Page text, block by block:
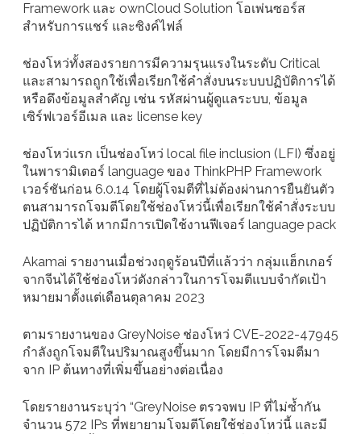
Framework และ ownCloud Solution โอเพ่นซอร์ส
สำหรับการแชร์ และซิงค์ไฟล์
ช่องโหว่ทั้งสองรายการมีความรุนแรงในระดับ Critical
และสามารถถูกใช้เพื่อเรียกใช้คำสั่งบนระบบปฏิบัติการได้
หรือดึงข้อมูลสำคัญ เช่น รหัสผ่านผู้ดูแลระบบ, ข้อมูล
เซิร์ฟเวอร์อีเมล และ license key
ช่องโหว่แรก เป็นช่องโหว่ local file inclusion (LFI) ซึ่งอยู่
ในพารามิเตอร์ language ของ ThinkPHP Framework
เวอร์ชันก่อน 6.0.14 โดยผู้โจมตีที่ไม่ต้องผ่านการยืนยันตัว
ตนสามารถโจมตีโดยใช้ช่องโหว่นี้เพื่อเรียกใช้คำสั่งระบบ
ปฏิบัติการได้ หากมีการเปิดใช้งานฟีเจอร์ language pack
Akamai รายงานเมื่อช่วงฤดูร้อนปีที่แล้วว่า กลุ่มแฮ็กเกอร์
จากจีนได้ใช้ช่องโหว่ดังกล่าวในการโจมตีแบบจำกัดเป้า
หมายมาตั้งแต่เดือนตุลาคม 2023
ตามรายงานของ GreyNoise ช่องโหว่ CVE-2022-47945
กำลังถูกโจมตีในปริมาณสูงขึ้นมาก โดยมีการโจมตีมา
จาก IP ต้นทางที่เพิ่มขึ้นอย่างต่อเนื่อง
โดยรายงานระบุว่า “GreyNoise ตรวจพบ IP ที่ไม่ซ้ำกัน
จำนวน 572 IPs ที่พยายามโจมตีโดยใช้ช่องโหว่นี้ และมี